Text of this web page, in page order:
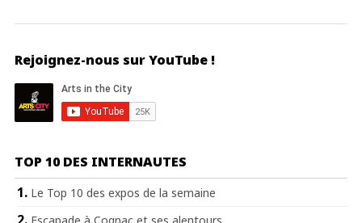
Rejoignez-nous sur YouTube !
TOP 10 DES INTERNAUTES
Le Top 10 des expos de la semaine